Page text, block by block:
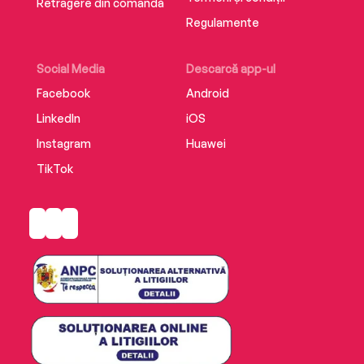
Retragere din comandă
Social Media
Facebook
LinkedIn
Instagram
TikTok
Descarcă app-ul
Android
iOS
Huawei
Regulamente